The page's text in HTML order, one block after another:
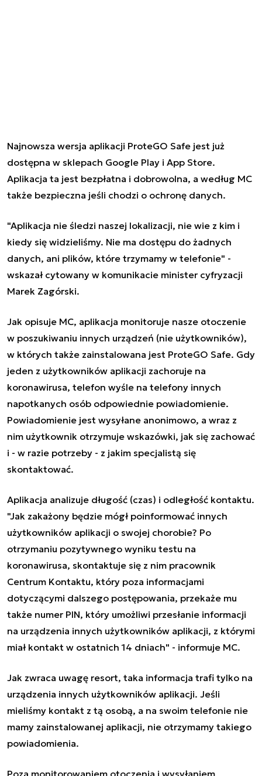
Najnowsza wersja aplikacji ProteGO Safe jest już
dostępna w sklepach Google Play i App Store.
Aplikacja ta jest bezpłatna i dobrowolna, a według MC
także bezpieczna jeśli chodzi o ochronę danych.
"Aplikacja nie śledzi naszej lokalizacji, nie wie z kim i
kiedy się widzieliśmy. Nie ma dostępu do żadnych
danych, ani plików, które trzymamy w telefonie" -
wskazał cytowany w komunikacie minister cyfryzacji
Marek Zagórski.
Jak opisuje MC, aplikacja monitoruje nasze otoczenie
w poszukiwaniu innych urządzeń (nie użytkowników),
w których także zainstalowana jest ProteGO Safe. Gdy
jeden z użytkowników aplikacji zachoruje na
koronawirusa, telefon wyśle na telefony innych
napotkanych osób odpowiednie powiadomienie.
Powiadomienie jest wysyłane anonimowo, a wraz z
nim użytkownik otrzymuje wskazówki, jak się zachować
i - w razie potrzeby - z jakim specjalistą się
skontaktować.
Aplikacja analizuje długość (czas) i odległość kontaktu.
"Jak zakażony będzie mógł poinformować innych
użytkowników aplikacji o swojej chorobie? Po
otrzymaniu pozytywnego wyniku testu na
koronawirusa, skontaktuje się z nim pracownik
Centrum Kontaktu, który poza informacjami
dotyczącymi dalszego postępowania, przekaże mu
także numer PIN, który umożliwi przesłanie informacji
na urządzenia innych użytkowników aplikacji, z którymi
miał kontakt w ostatnich 14 dniach" - informuje MC.
Jak zwraca uwagę resort, taka informacja trafi tylko na
urządzenia innych użytkowników aplikacji. Jeśli
mieliśmy kontakt z tą osobą, a na swoim telefonie nie
mamy zainstalowanej aplikacji, nie otrzymamy takiego
powiadomienia.
Poza monitorowaniem otoczenia i wysyłaniem